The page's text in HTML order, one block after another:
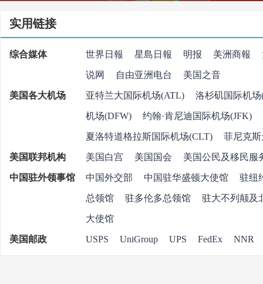
实用链接
综合媒体 世界日報 星島日報 明报 美洲商報
说网 自由亚洲电台 美国之音
美国各大机场 亚特兰大国际机场(ATL) 洛杉矶国际机
机场(DFW) 约翰·肯尼迪国际机场(JFK)
夏洛特道格拉斯国际机场(CLT) 菲尼克
美国联邦机构 美国白宫 美国国会 美国公民及移民
中国驻外领事馆 中国外交部 中国驻华盛顿大使馆 驻
总领馆 驻多伦多总领馆 驻大不列颠
大使馆
美国邮政 USPS UniGroup UPS FedEx